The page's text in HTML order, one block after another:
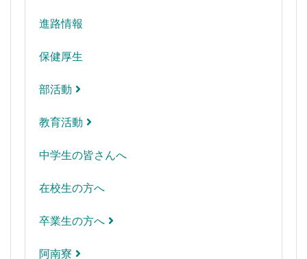
進路情報
保健厚生
部活動
教育活動
中学生の皆さんへ
在校生の方へ
卒業生の方へ
阿南寮